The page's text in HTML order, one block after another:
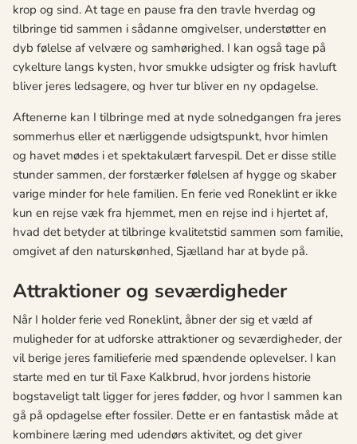
krop og sind. At tage en pause fra den travle hverdag og
tilbringe tid sammen i sådanne omgivelser, understøtter en
dyb følelse af velvære og samhørighed. I kan også tage på
cykelture langs kysten, hvor smukke udsigter og frisk havluft
bliver jeres ledsagere, og hver tur bliver en ny opdagelse.
Aftenerne kan I tilbringe med at nyde solnedgangen fra jeres
sommerhus eller et nærliggende udsigtspunkt, hvor himlen
og havet mødes i et spektakulært farvespil. Det er disse stille
stunder sammen, der forstærker følelsen af hygge og skaber
varige minder for hele familien. En ferie ved Roneklint er ikke
kun en rejse væk fra hjemmet, men en rejse ind i hjertet af,
hvad det betyder at tilbringe kvalitetstid sammen som familie,
omgivet af den naturskønhed, Sjælland har at byde på.
Attraktioner og seværdigheder
Når I holder ferie ved Roneklint, åbner der sig et væld af
muligheder for at udforske attraktioner og seværdigheder, der
vil berige jeres familieferie med spændende oplevelser. I kan
starte med en tur til Faxe Kalkbrud, hvor jordens historie
bogstaveligt talt ligger for jeres fødder, og hvor I sammen kan
gå på opdagelse efter fossiler. Dette er en fantastisk måde at
kombinere læring med udendørs aktivitet, og det giver